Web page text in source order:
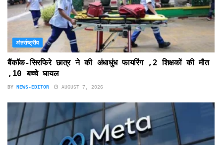
अंतर्राष्ट्रीय
बैंकॉक-सिरफिरे छात्र ने की अंधाधुंध फायरिंग ,2 शिक्षकों की मौत
,10 बच्चे घायल
BY NEWS-EDITOR AUGUST 7, 2026